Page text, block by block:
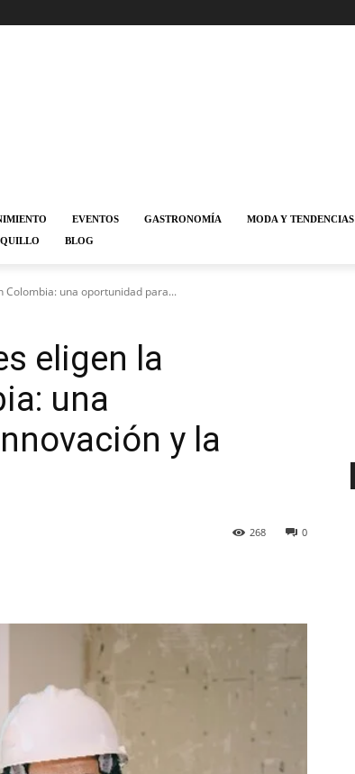
EVENTOS GASTRONOMÍA MODA Y TENDENCIAS
BLOG
Colombia: una oportunidad para...
eligen la
una
y la
0
268